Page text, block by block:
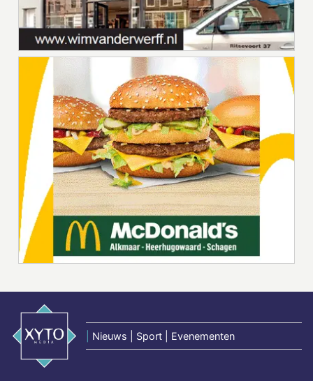
Nieuws | Sport | Evenementen